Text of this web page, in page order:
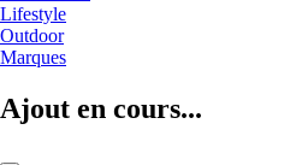
Lifestyle
Outdoor
Marques
Ajout en cours...